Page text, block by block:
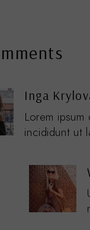
Inga
Lorem
incididunt ut